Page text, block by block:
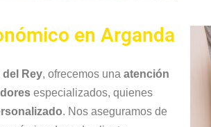
en Arganda
Rey, ofrecemos una atención
especializados, quienes
. Nos aseguramos de